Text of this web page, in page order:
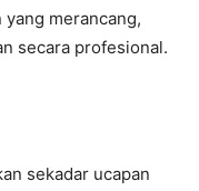
merancang,
secara profesional.
sekadar ucapan